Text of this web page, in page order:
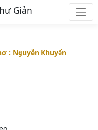
Giản
: Nguyễn Khuyến